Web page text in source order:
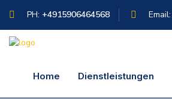
PH: +4915906464568 Email:
Home Dienstleistungen